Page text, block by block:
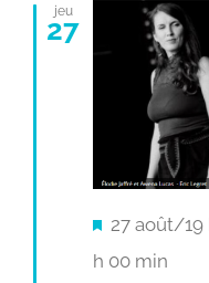
jeu
27
Mis
en
27 août/19
h 00 min